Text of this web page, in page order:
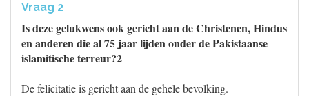
Vraag 2
Is deze gelukwens ook gericht aan de Christenen, Hindus
en anderen die al 75 jaar lijden onder de Pakistaanse
islamitische terreur?2
De felicitatie is gericht aan de gehele bevolking.